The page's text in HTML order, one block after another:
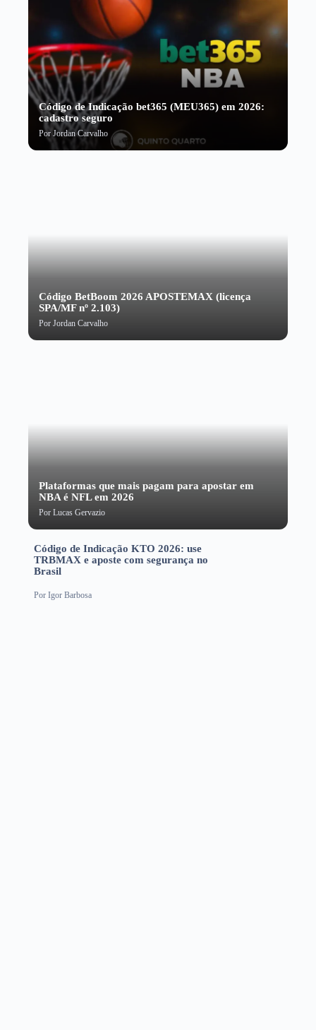
Código de Indicação bet365 (MEU365) em 2026:
cadastro seguro
PorJordan Carvalho
Código BetBoom 2026 APOSTEMAX (licença
SPA/MF nº 2.103)
Por Jordan Carvalho
Plataformas que mais pagam para apostar em
NBA é NFL em 2026
Por Lucas Gervazio
Código de Indicação KTO 2026: use
TRBMAX e aposte com segurança no
Brasil
Por Igor Barbosa